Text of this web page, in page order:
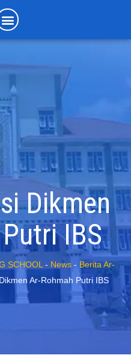
Dikmen
IBS
SCHOOL - News - Berita Ar-
Ar-Rohmah Putri IBS